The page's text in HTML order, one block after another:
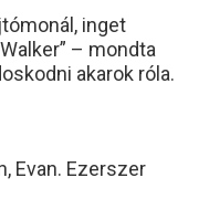
inget
– mondta
akarok róla.
Evan. Ezerszer